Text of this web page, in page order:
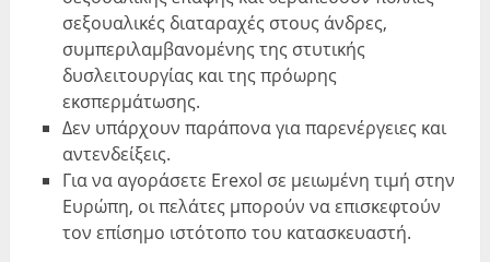
σεξουαλικές διαταραχές στους άνδρες,
συμπεριλαμβανομένης της στυτικής
δυσλειτουργίας και της πρόωρης
εκσπερμάτωσης.
Δεν υπάρχουν παράπονα για παρενέργειες και
αντενδείξεις.
Για να αγοράσετε Erexol σε μειωμένη τιμή στην
Ευρώπη, οι πελάτες μπορούν να επισκεφτούν
τον επίσημο ιστότοπο του κατασκευαστή.